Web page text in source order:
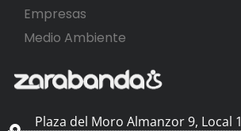
Empresas
Medio Ambiente
Plaza del Moro Almanzor 9, Local 1